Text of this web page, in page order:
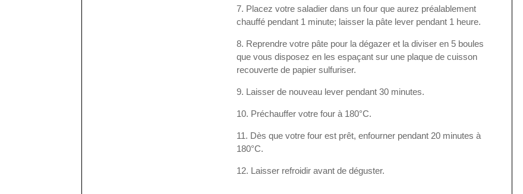
Placez votre saladier dans un four que aurez préalablement
chauffé pendant 1 minute; laisser la pâte lever pendant 1 heure.
Reprendre votre pâte pour la dégazer et la diviser en 5 boules
que vous disposez en les espaçant sur une plaque de cuisson
recouverte de papier sulfuriser.
Laisser de nouveau lever pendant 30 minutes.
Préchauffer votre four à 180°C.
Dès que votre four est prêt, enfourner pendant 20 minutes à
180°C.
Laisser refroidir avant de déguster.